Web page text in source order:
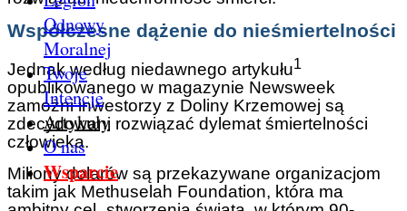
Odnowy
Moralnej
Twoje
Intencje
Artykuły
O nas
Wsparcie
Współczesne dążenie do nieśmiertelności
Jednak według niedawnego artykułu1
opublikowanego w magazynie Newsweek
zamożni inwestorzy z Doliny Krzemowej są
zdecydowani rozwiązać dylemat śmiertelności
człowieka.
Miliony dolarów są przekazywane organizacjom
takim jak Methuselah Foundation, która ma